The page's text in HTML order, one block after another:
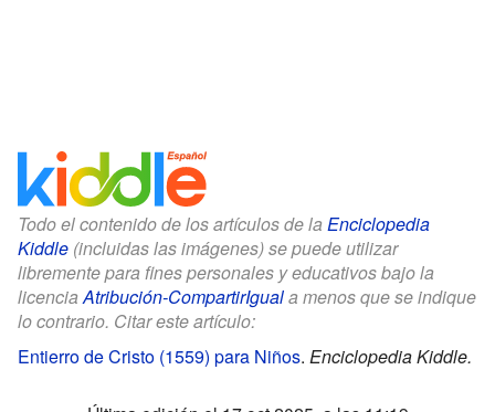
Todo el contenido de los artículos de la Enciclopedia
Kiddle (incluidas las imágenes) se puede utilizar
libremente para fines personales y educativos bajo la
licenciaAtribución-CompartirIguala menos que se indique
lo contrario. Citar este artículo:
Entierro de Cristo (1559) para Niños. Enciclopedia Kiddle.